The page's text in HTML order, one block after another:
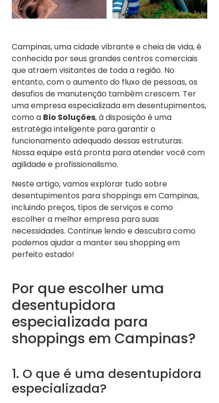
Campinas, uma cidade vibrante e cheia de vida, é
conhecida por seus grandes centros comerciais
que atraem visitantes de toda a região. No
entanto, com o aumento do fluxo de pessoas, os
desafios de manutenção também crescem. Ter
uma empresa especializada em desentupimentos,
como a Bio Soluções, à disposição é uma
estratégia inteligente para garantir o
funcionamento adequado dessas estruturas.
Nossa equipe está pronta para atender você com
agilidade e profissionalismo.
Neste artigo, vamos explorar tudo sobre
desentupimentos para shoppings em Campinas,
incluindo preços, tipos de serviços e como
escolher a melhor empresa para suas
necessidades. Continue lendo e descubra como
podemos ajudar a manter seu shopping em
perfeito estado!
Por que escolher uma
desentupidora
especializada para
shoppings em Campinas?
1. O que é uma desentupidora
especializada?